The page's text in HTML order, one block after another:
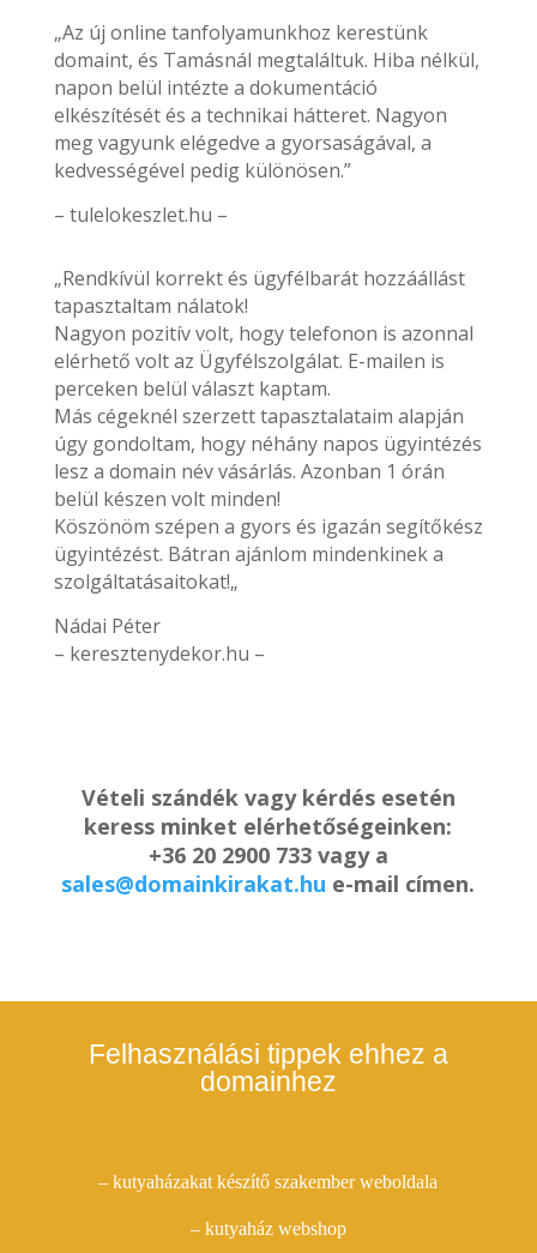
„Az új online tanfolyamunkhoz kerestünk
domaint, és Tamásnál megtaláltuk. Hiba nélkül,
napon belül intézte a dokumentáció
elkészítését és a technikai hátteret. Nagyon
meg vagyunk elégedve a gyorsaságával, a
kedvességével pedig különösen.”
– tulelokeszlet.hu –
„Rendkívül korrekt és ügyfélbarát hozzáállást
tapasztaltam nálatok!
Nagyon pozitív volt, hogy telefonon is azonnal
elérhető volt az Ügyfélszolgálat. E-mailen is
perceken belül választ kaptam.
Más cégeknél szerzett tapasztalataim alapján
úgy gondoltam, hogy néhány napos ügyintézés
lesz a domain név vásárlás. Azonban 1 órán
belül készen volt minden!
Köszönöm szépen a gyors és igazán segítőkész
ügyintézést. Bátran ajánlom mindenkinek a
szolgáltatásaitokat!„
Nádai Péter
– keresztenydekor.hu –
Vételi szándék vagy kérdés esetén
keress minket elérhetőségeinken:
+36 20 2900 733 vagy a
sales@domainkirakat.hu e-mail címen.
Felhasználási tippek ehhez a
domainhez
– kutyaházakat készítő szakember weboldala
– kutyaház webshop